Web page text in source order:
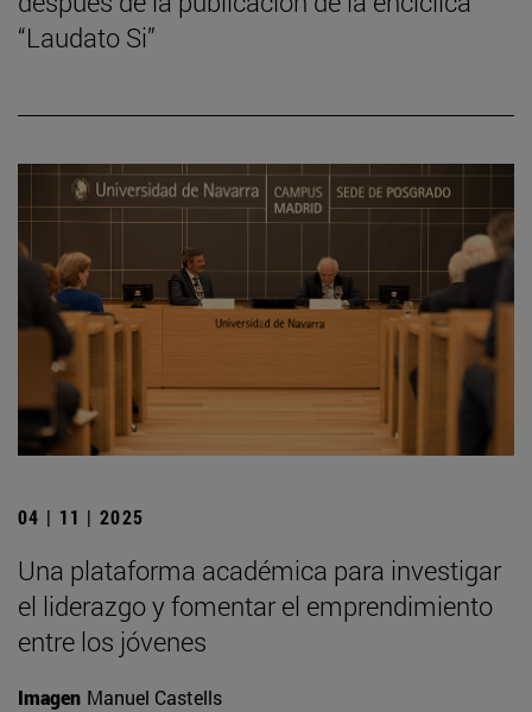
“Laudato Si”
04 | 11 | 2025
Una plataforma académica para investigar
el liderazgo y fomentar el emprendimiento
entre los jóvenes
Imagen Manuel Castells